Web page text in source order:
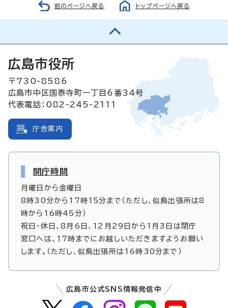
前のページへ戻る トップページへ戻る
広島市役所
〒730-8586
広島市中区国泰寺町一丁目6番34号
代表電話：082-245-2111
庁舎案内
開庁時間
月曜日から金曜日
8時30分から17時15分まで（ただし、似島出張所は8
時から16時45分）
祝日・休日、8月6日、12月29日から1月3日は閉庁
窓口へは、17時までにお越しいただきますようお願い
します。（ただし、似島出張所は16時30分まで）
広島市公式SNS情報発信中